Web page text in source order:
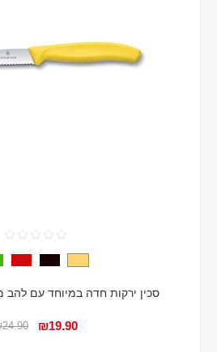
סכין ירקות חדה במיוחד עם להב
₪19.90